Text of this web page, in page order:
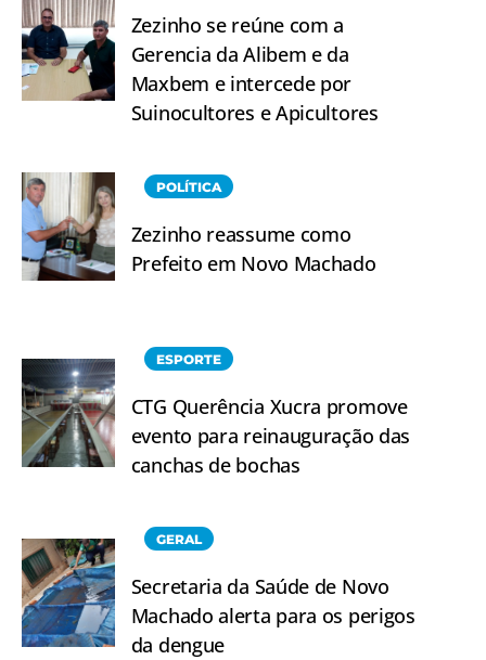
Zezinho se reúne com a
Gerencia da Alibem e da
Maxbem e intercede por
Suinocultores e Apicultores
POLÍTICA
Zezinho reassume como
Prefeito em Novo Machado
ESPORTE
CTG Querência Xucra promove
evento para reinauguração das
canchas de bochas
GERAL
Secretaria da Saúde de Novo
Machado alerta para os perigos
da dengue